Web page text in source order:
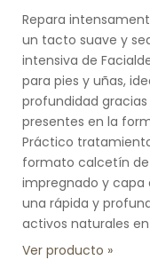
Repara
un tacto suave y
intensiva de
para pies y uñas,
profundidad
presentes en la
Práctico tratamiento
formato calcetín
impregnado y
una rápida y
activos naturales
Ver producto